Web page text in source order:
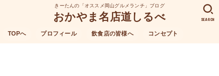
きーたんの「オススメ岡山グルメランチ」ブログ
おかやま名店道しるべ
TOPへ プロフィール 飲食店の皆様へ コンセプト
SEARCH